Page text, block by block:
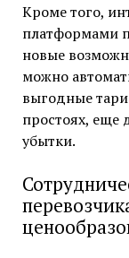
Кроме того,
платформами
новые
можно
выгодные
простоях, еще
убытки.